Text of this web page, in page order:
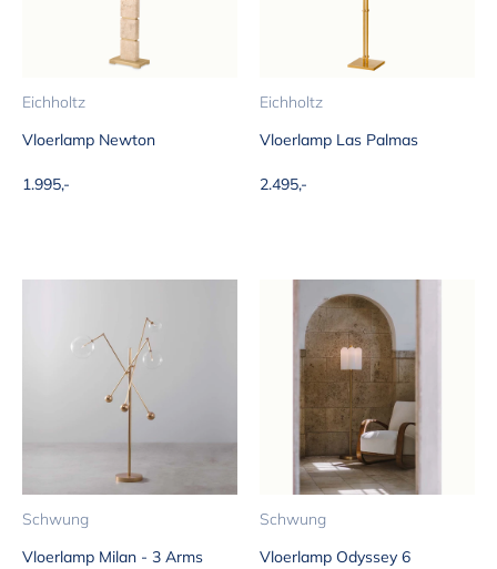
Eichholtz
Vloerlamp Newton
Aanbiedingsprijs
1.995,-
Eichholtz
Vloerlamp Las Palmas
Aanbiedingsprijs
2.495,-
Schwung
Vloerlamp Milan - 3 Arms
Schwung
Vloerlamp Odyssey 6